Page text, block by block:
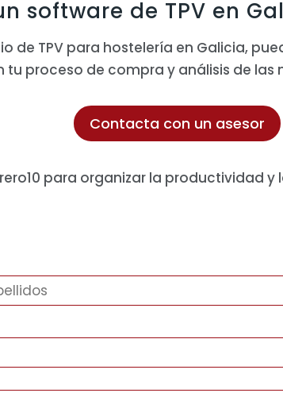
software de TPV en
de TPV para hostelería en Galicia,
tu proceso de compra y análisis de las
Contacta con un asesor
para organizar la productividad